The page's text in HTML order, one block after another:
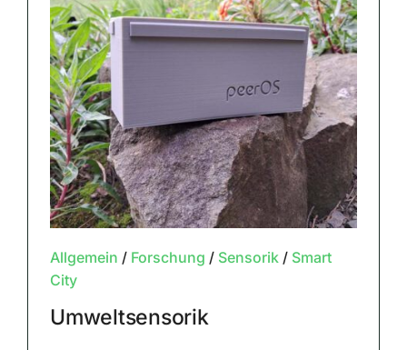
Allgemein / Forschung / Sensorik/ Smart
City
Umweltsensorik